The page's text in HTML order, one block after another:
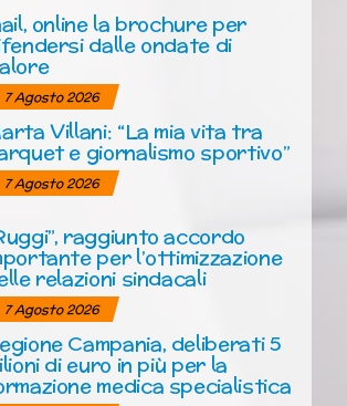
online la brochure per
dalle ondate di
7 Agosto 2026
Villani: “La mia vita tra
e giornalismo sportivo”
7 Agosto 2026
raggiunto accordo
per l’ottimizzazione
relazioni sindacali
7 Agosto 2026
Campania, deliberati 5
di euro in più per la
medica specialistica